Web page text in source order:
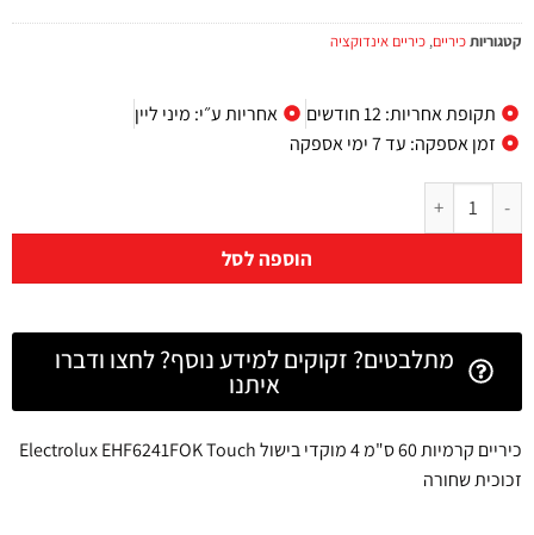
קטגוריותכיריים, כיריים אינדוקציה
תקופת אחריות: 12 חודשים
אחריות ע״י: מיני ליין
זמן אספקה: עד 7 ימי אספקה
הוספה לסל
מתלבטים? זקוקים למידע נוסף? לחצו ודברו
איתנו
כיריים קרמיות 60 ס"מ 4 מוקדי בישול Electrolux EHF6241FOK Touch
זכוכית שחורה